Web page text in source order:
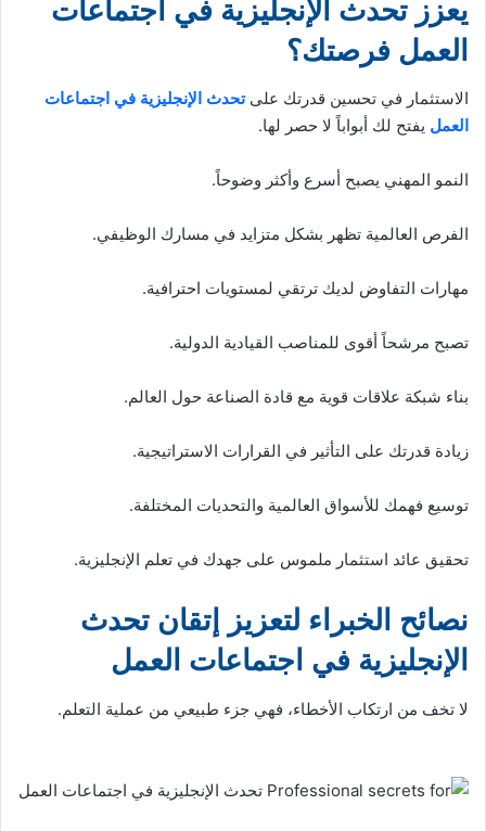
يعزز تحدث الإنجليزية في اجتماعات
العمل فرصتك؟
الاستثمار في تحسين قدرتك علىتحدث الإنجليزية في اجتماعات
العمل يفتح لك أبواباً لا حصر لها.
النمو المهني يصبح أسرع وأكثر وضوحاً.
الفرص العالمية تظهر بشكل متزايد في مسارك الوظيفي.
مهارات التفاوض لديك ترتقي لمستويات احترافية.
تصبح مرشحاً أقوى للمناصب القيادية الدولية.
بناء شبكة علاقات قوية مع قادة الصناعة حول العالم.
زيادة قدرتك على التأثير في القرارات الاستراتيجية.
توسيع فهمك للأسواق العالمية والتحديات المختلفة.
تحقيق عائد استثمار ملموس على جهدك في تعلم الإنجليزية.
نصائح الخبراء لتعزيز إتقان تحدث
الإنجليزية في اجتماعات العمل
لا تخف من ارتكاب الأخطاء، فهي جزء طبيعي من عملية التعلم.